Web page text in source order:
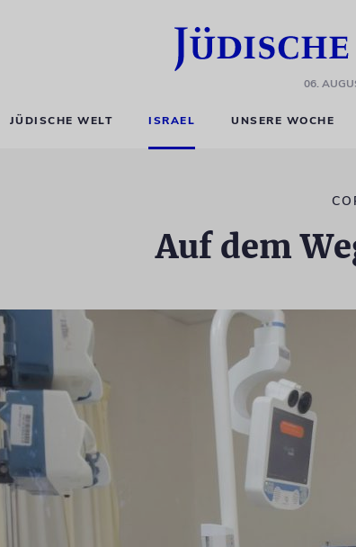
06.
JÜDISCHE WELT ISRAEL UNSERE WOCHE
Auf dem